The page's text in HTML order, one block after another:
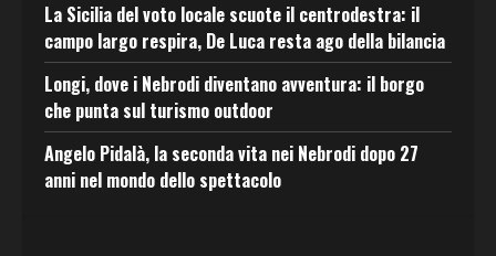
La Sicilia del voto locale scuote il centrodestra: il
campo largo respira, De Luca resta ago della bilancia
Longi, dove i Nebrodi diventano avventura: il borgo
che punta sul turismo outdoor
Angelo Pidalà, la seconda vita nei Nebrodi dopo 27
anni nel mondo dello spettacolo